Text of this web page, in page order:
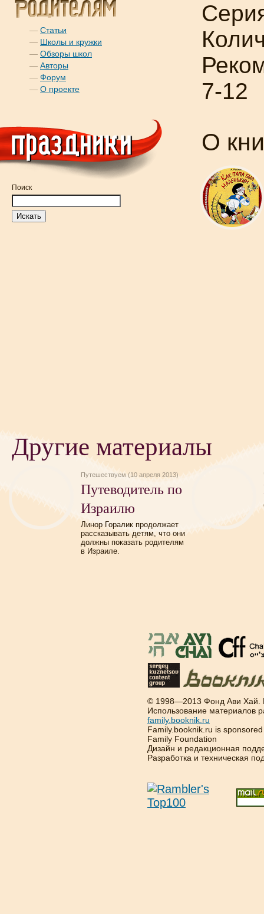
— Статьи
— Школы и кружки
— Обзоры школ
— Авторы
— Форум
— О проекте
Поиск
7-12
О
Другие материалы
Путешествуем (10 апреля 2013)
Путеводитель по
Израилю
Линор Горалик продолжает
рассказывать детям, что они
должны показать родителям
в Израиле.
© 1998—2013 Фонд Ави Хай.
Использование материалов
family.booknik.ru
Family.booknik.ru is
Family Foundation
Дизайн и редакционная
Разработка и техническая